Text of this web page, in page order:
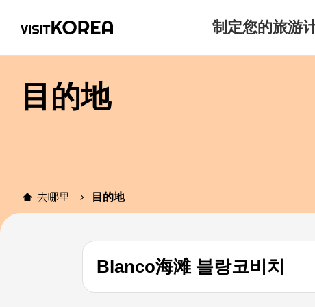
制定您的旅游
目的地
去哪里 目的地
Blanco海滩 블랑코비치